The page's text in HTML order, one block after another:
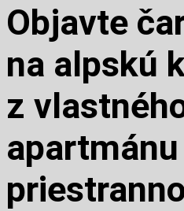
Objavte
na alpskú
z